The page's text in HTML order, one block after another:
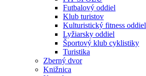
Futbalový oddiel
Klub turistov
Kulturistický fitness oddiel
Lyžiarsky oddiel
Športový klub cyklistiky
Turistika
Zberný dvor
Knižnica